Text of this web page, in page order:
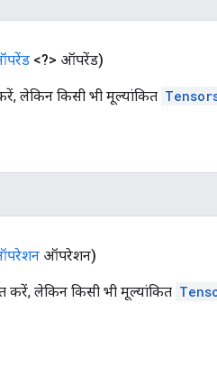
<?> ऑपरेंड)
करें, लेकिन किसी भी मूल्यांकित
ऑपरेशन)
करें, लेकिन किसी भी मूल्यांकित